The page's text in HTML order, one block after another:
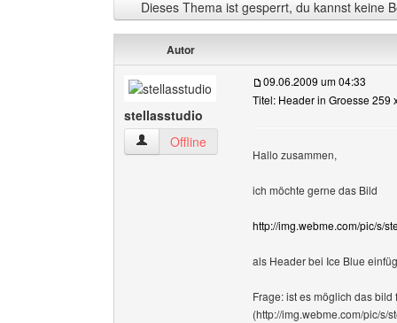
Dieses Thema ist gesperrt, du kannst keine
Autor
stellasstudio
stellasstudio Benutzer-Profile anzeigen
Offline
09.06.2009 um 04:33
Titel: Header in Groesse 259
Hallo zusammen,
ich möchte gerne das Bild
http://img.webme.com/pic/s/
als Header bei Ice Blue
Frage: ist es möglich das
(http://img.webme.com/pic/s/